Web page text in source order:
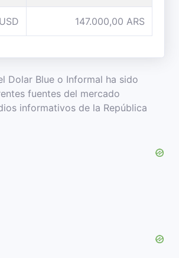
147.000,00 ARS
Dolar Blue o Informal ha sido
fuentes del mercado
informativos de la República